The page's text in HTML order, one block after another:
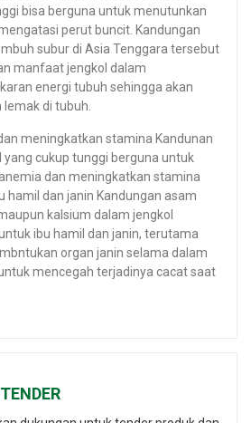
bisa berguna untuk menutunkan
perut buncit. Kandungan
subur di Asia Tenggara tersebut
manfaat jengkol dalam
energi tubuh sehingga akan
di tubuh.
meningkatkan stamina Kandunan
yang cukup tunggi berguna untuk
dan meningkatkan stamina
hamil dan janin Kandungan asam
kalsium dalam jengkol
ibu hamil dan janin, terutama
organ janin selama dalam
mencegah terjadinya cacat saat